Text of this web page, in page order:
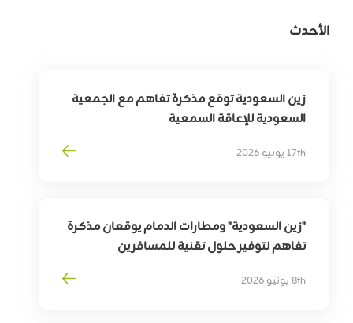
الأحدث
زين السعودية توقع مذكرة تفاهم مع الجمعية
السعودية للإعاقة السمعية
ذوي الإعاقة السمعية
17th يونيو 2026
"زين السعودية" ومطارات الدمام يوقعان مذكرة
تفاهم لتوفير حلول تقنية للمسافرين
وترقيةتجربةالمسافرين 8th يونيو 2026